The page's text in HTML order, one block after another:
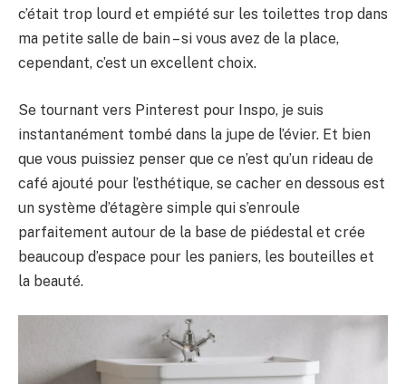
c’était trop lourd et empiété sur les toilettes trop dans
ma petite salle de bain – si vous avez de la place,
cependant, c’est un excellent choix.
Se tournant vers Pinterest pour Inspo, je suis
instantanément tombé dans la jupe de l’évier. Et bien
que vous puissiez penser que ce n’est qu’un rideau de
café ajouté pour l’esthétique, se cacher en dessous est
un système d’étagère simple qui s’enroule
parfaitement autour de la base de piédestal et crée
beaucoup d’espace pour les paniers, les bouteilles et
la beauté.